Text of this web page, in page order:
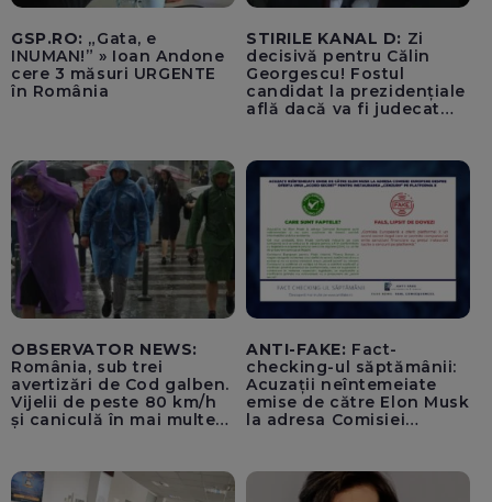
GSP.RO: „Gata, e
INUMAN!” » Ioan Andone
cere 3 măsuri URGENTE
în România
STIRILE KANAL D: Zi
decisivă pentru Călin
Georgescu! Fostul
candidat la prezidențiale
află dacă va fi judecat
OBSERVATOR NEWS:
România, sub trei
avertizări de Cod galben.
Vijelii de peste 80 km/h
și caniculă în mai multe
ANTI-FAKE: Fact-
checking-ul săptămânii:
Acuzații neîntemeiate
emise de către Elon Musk
la adresa Comisiei
pentru instaurarea
„cenzurii” pe platforma X